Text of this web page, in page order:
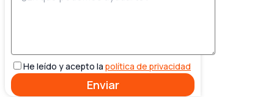
He leído y acepto la política de privacidad